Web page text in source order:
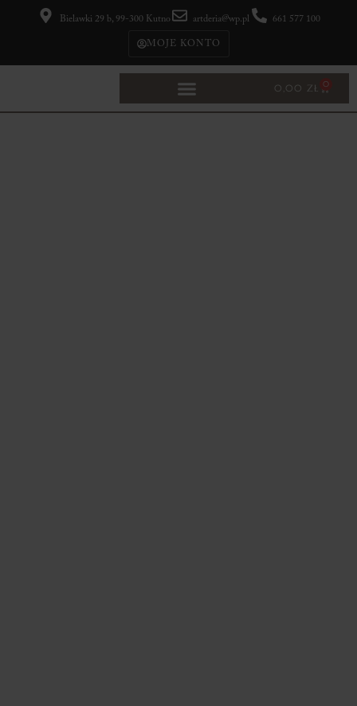
MOJE KONTO
Bielawki 29 b, 99-300 Kutno artderia@wp.pl 661 577 100
0,00 ZŁ 0